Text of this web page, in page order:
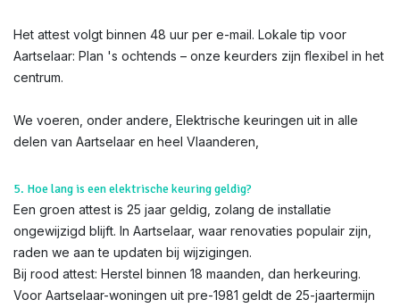
Het attest volgt binnen 48 uur per e-mail. Lokale tip voor
Aartselaar: Plan 's ochtends – onze keurders zijn flexibel in het
centrum.
We voeren, onder andere, Elektrische keuringen uit in alle
delen van Aartselaar en heel Vlaanderen,
5. Hoe lang is een elektrische keuring geldig?
Een groen attest is 25 jaar geldig, zolang de installatie
ongewijzigd blijft. In Aartselaar, waar renovaties populair zijn,
raden we aan te updaten bij wijzigingen.
Bij rood attest: Herstel binnen 18 maanden, dan herkeuring.
Voor Aartselaar-woningen uit pre-1981 geldt de 25-jaartermijn